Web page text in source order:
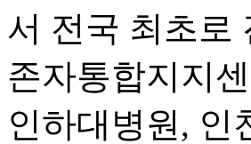
서 전국 최초로
존자통합지지
인하대병원, 인